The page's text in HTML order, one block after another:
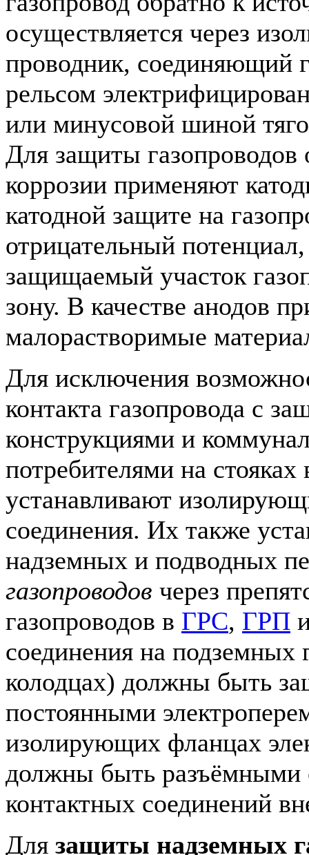
осуществляется через
проводник, соединяющий
рельсом
или минусовой шиной
Для защиты газопроводов
коррозии применяют
катодной защите на
отрицательный
защищаемый участок
зону. В качестве анодов
малорастворимые
Для исключения
контакта газопровода с
конструкциями и
потребителями на стояках
устанавливают
соединения. Их также
надземных и подводных
газопроводов через
газопроводов в ГРС, ГРП
соединения на подземных
колодцах) должны быть
постоянными
изолирующих фланцах
должны быть разъёмными
контактных соединений
Для защиты надземных